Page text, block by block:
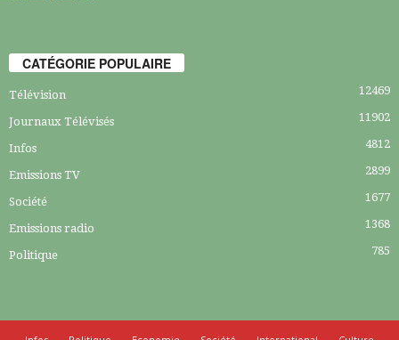
CATÉGORIE POPULAIRE
Télévision 12469
Journaux Télévisés 11902
Infos 4812
Emissions TV 2899
Société 1677
Emissions radio 1368
Politique 785